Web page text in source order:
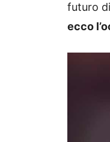
futuro
ecco